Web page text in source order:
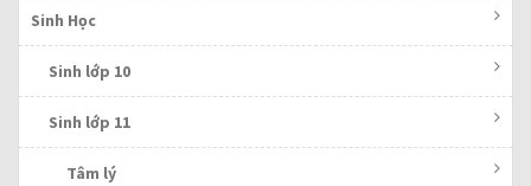
Sinh Học
Sinh lớp 10
Sinh lớp 11
Tâm lý